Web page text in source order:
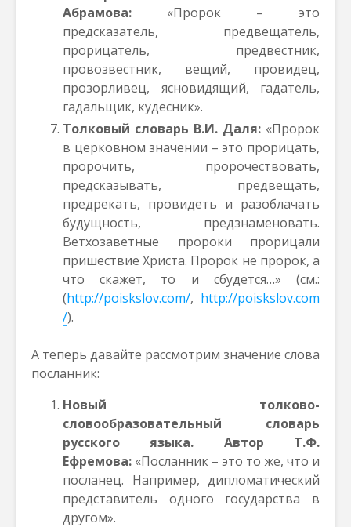
Абрамова: «Пророк – это
предсказатель, предвещатель,
прорицатель, предвестник,
провозвестник, вещий, провидец,
прозорливец, ясновидящий, гадатель,
гадальщик, кудесник».
Толковый словарь В.И. Даля: «Пророк
в церковном значении – это прорицать,
пророчить, пророчествовать,
предсказывать, предвещать,
предрекать, провидеть и разоблачать
будущность, предзнаменовать.
Ветхозаветные пророки прорицали
пришествие Христа. Пророк не пророк, а
что скажет, то и сбудется…» (см.:
(http://poiskslov.com/, http://poiskslov.com
/).
А теперь давайте рассмотрим значение слова
посланник:
Новый толково-
словообразовательный словарь
русского языка. Автор Т.Ф.
Ефремова: «Посланник – это то же, что и
посланец. Например, дипломатический
представитель одного государства в
другом».